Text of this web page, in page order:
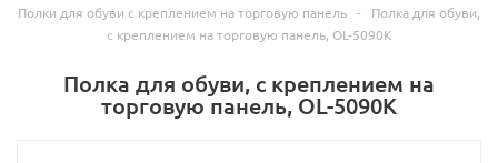
Полки для обуви с креплением на торговую панель -
Полка для обуви,
с креплением на торговую панель, OL-5090K
Полка для обуви, с креплением на
торговую панель, OL-5090K